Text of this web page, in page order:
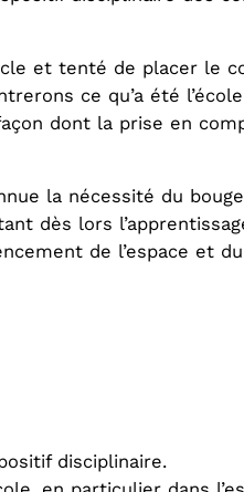
et tenté de placer le
ce qu’a été
dont la prise en
la nécessité du
dès lors
de l’espace et
disciplinaire.